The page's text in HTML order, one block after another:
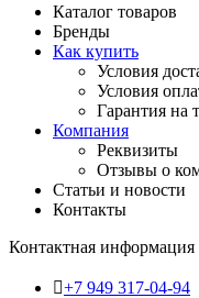
Каталог товаров
Бренды
Как купить
Условия
Условия
Гарантия на
Компания
Реквизиты
Отзывы о
Статьи и новости
Контакты
Контактная информация
+7 949 317-04-94